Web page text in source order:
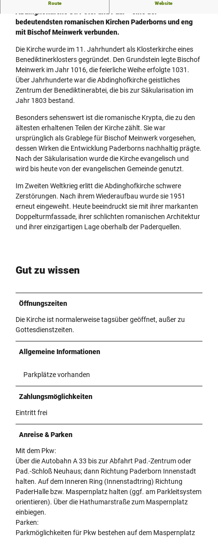
Route Website
bedeutendsten romanischen Kirchen Paderborns und eng
mit Bischof Meinwerk verbunden.
Die Kirche wurde im 11. Jahrhundert als Klosterkirche eines
Benediktinerklosters gegründet. Den Grundstein legte Bischof
Meinwerk im Jahr 1016, die feierliche Weihe erfolgte 1031.
Über Jahrhunderte war die Abdinghofkirche geistliches
Zentrum der Benediktinerabtei, die bis zur Säkularisation im
Jahr 1803 bestand.
Besonders sehenswert ist die romanische Krypta, die zu den
ältesten erhaltenen Teilen der Kirche zählt. Sie war
ursprünglich als Grablege für Bischof Meinwerk vorgesehen,
dessen Wirken die Entwicklung Paderborns nachhaltig prägte.
Nach der Säkularisation wurde die Kirche evangelisch und
wird bis heute von der evangelischen Gemeinde genutzt.
Im Zweiten Weltkrieg erlitt die Abdinghofkirche schwere
Zerstörungen. Nach ihrem Wiederaufbau wurde sie 1951
erneut eingeweiht. Heute beeindruckt sie mit ihrer markanten
Doppelturmfassade, ihrer schlichten romanischen Architektur
und ihrer einzigartigen Lage oberhalb der Paderquellen.
Gut zu wissen
Öffnungszeiten
Die Kirche ist normalerweise tagsüber geöffnet, außer zu
Gottesdienstzeiten.
Allgemeine Informationen
Parkplätze vorhanden
Zahlungsmöglichkeiten
Eintritt frei
Anreise & Parken
Mit dem Pkw:
Über die Autobahn A 33 bis zur Abfahrt Pad.-Zentrum oder
Pad.-Schloß Neuhaus; dann Richtung Paderborn Innenstadt
halten. Auf dem Inneren Ring (Innenstadtring) Richtung
PaderHalle bzw. Maspernplatz halten (ggf. am Parkleitsystem
orientieren). Über die Hathumarstraße zum Maspernplatz
einbiegen.
Parken:
Parkmöglichkeiten für Pkw bestehen auf dem Maspernplatz